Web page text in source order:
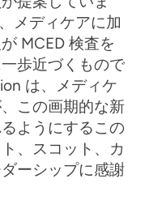
メディケアに加
MCED 検査を
歩近づくもので
は、メディケ
この画期的な新
ようにするこの
、スコット、カ
ーシップに感謝